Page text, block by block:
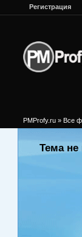
Регистрация
PMProfy.ru » Все
Тема не